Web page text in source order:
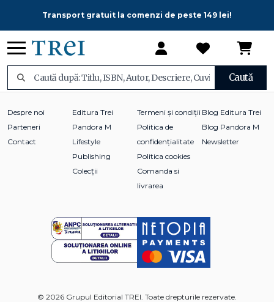
Transport gratuit la comenzi de peste 149 lei!
Caută
Despre noi
Parteneri
Contact
Editura Trei
Pandora M
Lifestyle
Publishing
Colecții
Termeni și condiții
Politica de
confidențialitate
Politica cookies
Comanda si
livrarea
Blog Editura Trei
Blog Pandora M
Newsletter
© 2026 Grupul Editorial TREI. Toate drepturile rezervate.